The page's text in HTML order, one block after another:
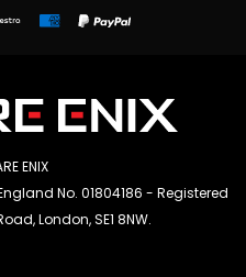
ENIX
No. 01804186 - Registered
London, SE1 8NW.